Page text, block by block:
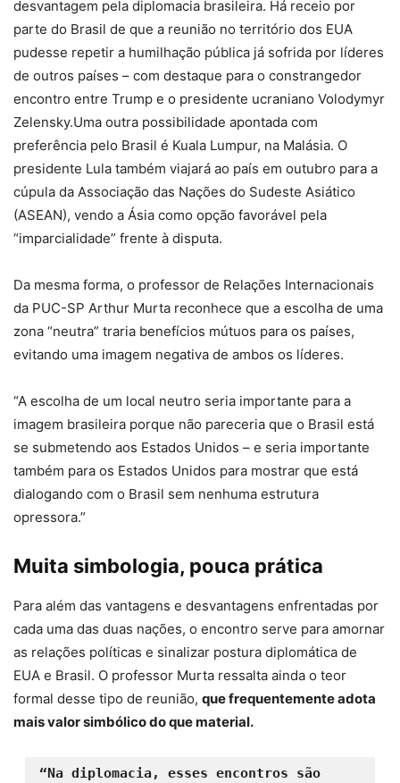
desvantagem pela diplomacia brasileira. Há receio por
parte do Brasil de que a reunião no território dos EUA
pudesse repetir a humilhação pública já sofrida por líderes
de outros países – com destaque para o constrangedor
encontro entre Trump e o presidente ucraniano Volodymyr
Zelensky.Uma outra possibilidade apontada com
preferência pelo Brasil é Kuala Lumpur, na Malásia. O
presidente Lula também viajará ao país em outubro para a
cúpula da Associação das Nações do Sudeste Asiático
(ASEAN), vendo a Ásia como opção favorável pela
“imparcialidade” frente à disputa.
Da mesma forma, o professor de Relações Internacionais
da PUC-SP Arthur Murta reconhece que a escolha de uma
zona “neutra” traria benefícios mútuos para os países,
evitando uma imagem negativa de ambos os líderes.
“A escolha de um local neutro seria importante para a
imagem brasileira porque não pareceria que o Brasil está
se submetendo aos Estados Unidos – e seria importante
também para os Estados Unidos para mostrar que está
dialogando com o Brasil sem nenhuma estrutura
opressora.”
Muita simbologia, pouca prática
Para além das vantagens e desvantagens enfrentadas por
cada uma das duas nações, o encontro serve para amornar
as relações políticas e sinalizar postura diplomática de
EUA e Brasil. O professor Murta ressalta ainda o teor
formal desse tipo de reunião, que frequentemente adota
mais valor simbólico do que material.
“Na diplomacia, esses encontros são